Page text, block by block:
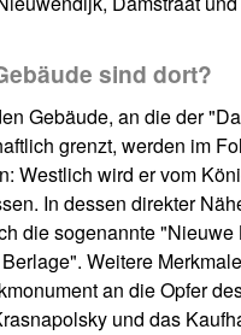
sind dort?
Gebäude, an die der
grenzt, werden im
Westlich wird er vom
In dessen direkter
die sogenannte "Nieuwe
Weitere
an die Opfer
und das